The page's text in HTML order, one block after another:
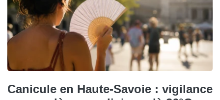
Canicule en Haute-Savoie : vigilance